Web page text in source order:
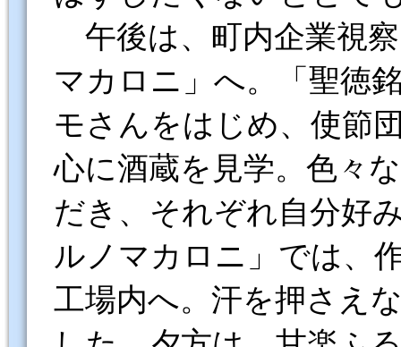
午後は、町内企業視
マカロニ」へ。「聖徳
モさんをはじめ、使節
心に酒蔵を見学。色々
だき、それぞれ自分好
ルノマカロニ」では、
工場内へ。汗を押さえ